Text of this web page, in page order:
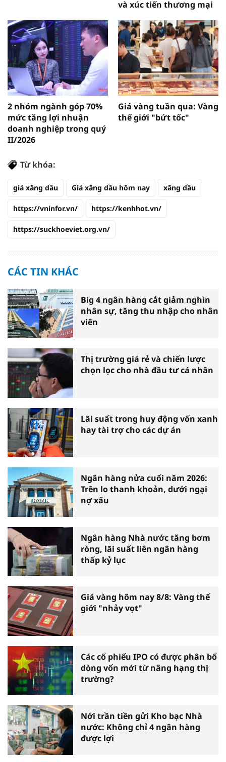
và xúc tiến thương mại
2 nhóm ngành góp 70%
mức tăng lợi nhuận
doanh nghiệp trong quý
II/2026
Giá vàng tuần qua: Vàng
thế giới "bứt tốc"
Từ khóa:
giá xăng dầu Giá xăng dầu hôm nay xăng dầu
https://vninfor.vn/ https://kenhhot.vn/
https://suckhoeviet.org.vn/
CÁC TIN KHÁC
Big 4 ngân hàng cắt giảm nghìn
nhân sự, tăng thu nhập cho nhân
viên
Thị trường giá rẻ và chiến lược
chọn lọc cho nhà đầu tư cá nhân
Lãi suất trong huy động vốn xanh
hay tài trợ cho các dự án
Ngân hàng nửa cuối năm 2026:
Trên lo thanh khoản, dưới ngại
nợ xấu
Ngân hàng Nhà nước tăng bơm
ròng, lãi suất liên ngân hàng
thấp kỷ lục
Giá vàng hôm nay 8/8: Vàng thế
giới "nhảy vọt"
Các cổ phiếu IPO có được phân bổ
dòng vốn mới từ nâng hạng thị
trường?
Nới trần tiền gửi Kho bạc Nhà
nước: Không chỉ 4 ngân hàng
được lợi